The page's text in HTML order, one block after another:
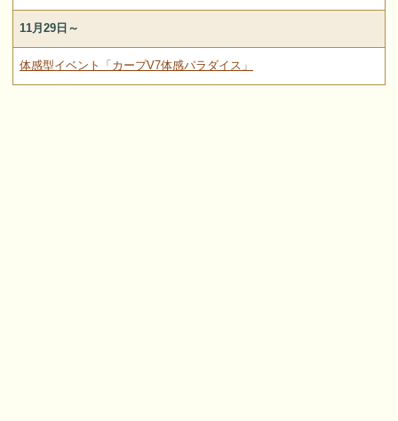
11月29日～
体感型イベント「カープV7体感パラダイス」